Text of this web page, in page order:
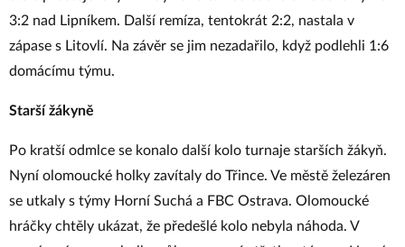
3:2 nad Lipníkem. Další remíza, tentokrát 2:2, nastala v
zápase s Litovlí. Na závěr se jim nezadařilo, když podlehli 1:6
domácímu týmu.
Starší žákyně
Po kratší odmlce se konalo další kolo turnaje starších žákyň.
Nyní olomoucké holky zavítaly do Třince. Ve městě železáren
se utkaly s týmy Horní Suchá a FBC Ostrava. Olomoucké
hráčky chtěly ukázat, že předešlé kolo nebyla náhoda. V